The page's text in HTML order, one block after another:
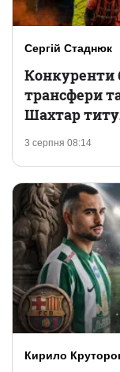
Сергій Стаднюк
3 серпня 08:14
Конкуренти
трансфери
Шахтар
Кирило